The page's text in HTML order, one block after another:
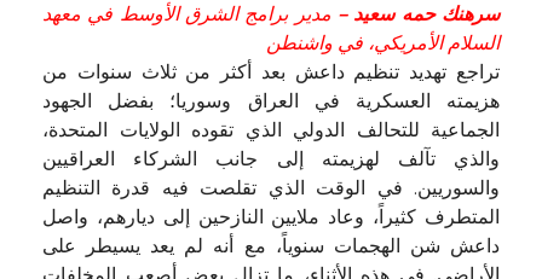
سرهنك حمه سعيد – مدير برامج الشرق الأوسط في معهد
السلام الأمريكي، في واشنطن
تراجع تهديد تنظيم داعش بعد أكثر من ثلاث سنوات من
هزيمته العسكرية في العراق وسوريا؛ بفضل الجهود
الجماعية للتحالف الدولي الذي تقوده الولايات المتحدة،
والذي تآلف لهزيمته إلى جانب الشركاء العراقيين
والسوريين. في الوقت الذي تقلصت فيه قدرة التنظيم
المتطرف كثيراً، وعاد ملايين النازحين إلى ديارهم، واصل
داعش شن الهجمات سنوياً، مع أنه لم يعد يسيطر على